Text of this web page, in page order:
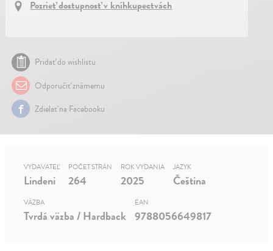
Pozrieť dostupnosť v kníhkupectvách
Pridať do wishlistu
Odporučiť známemu
Zdielať na Facebooku
VYDAVATEĽ
Lindeni
POČET STRÁN
264
ROK VYDANIA
2025
JAZYK
Čeština
VÄZBA
Tvrdá väzba / Hardback
EAN
9788056649817